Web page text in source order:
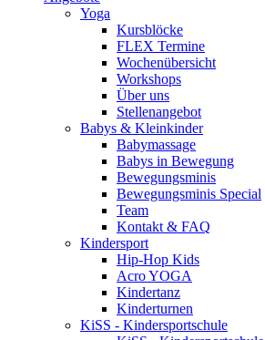
Yoga
Kursblöcke
FLEX Termine
Wochenübersicht
Workshops
Über uns
Stellenangebot
Babys & Kleinkinder
Babymassage
Babys in Bewegung
Bewegungsminis
Bewegungsminis Special
Team
Kontakt & FAQ
Kindersport
Hip-Hop Kids
Acro YOGA
Kindertanz
Kinderturnen
KiSS - Kindersportschule